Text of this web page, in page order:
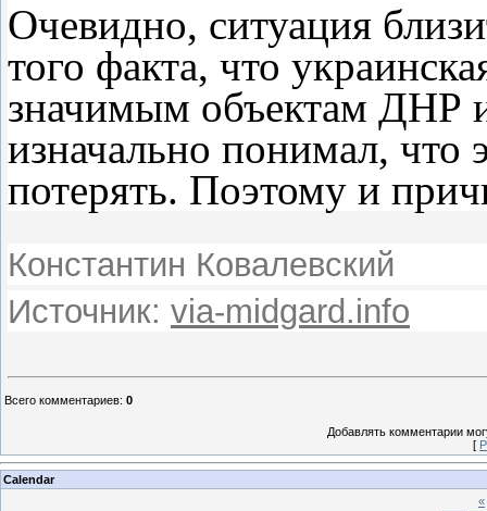
Очевидно, ситуация
того факта, что
значимым объектам ДНР
изначально понимал, что
потерять. Поэтому и
Константин Ковалевский
Источник: via-midgard.info
Всего комментариев: 0
Добавлять комментарии
[
Calendar
«